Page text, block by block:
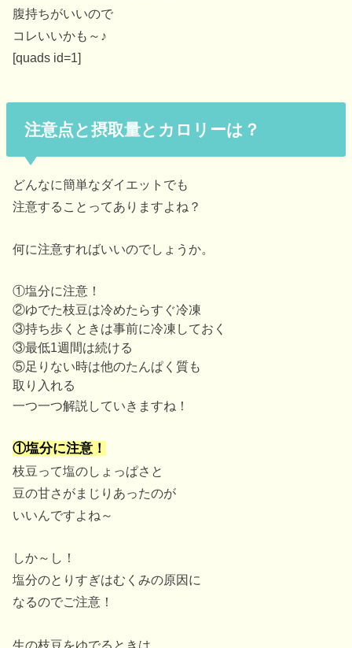
腹持ちがいいので
コレいいかも～♪
[quads id=1]
注意点と摂取量とカロリーは？
どんなに簡単なダイエットでも
注意することってありますよね？
何に注意すればいいのでしょうか。
①塩分に注意！
②ゆでた枝豆は冷めたらすぐ冷凍
③持ち歩くときは事前に冷凍しておく
③最低1週間は続ける
⑤足りない時は他のたんぱく質も
取り入れる
一つ一つ解説していきますね！
①塩分に注意！
枝豆って塩のしょっぱさと
豆の甘さがまじりあったのが
いいんですよね～
しか～し！
塩分のとりすぎはむくみの原因に
なるのでご注意！
生の枝豆をゆでるときは